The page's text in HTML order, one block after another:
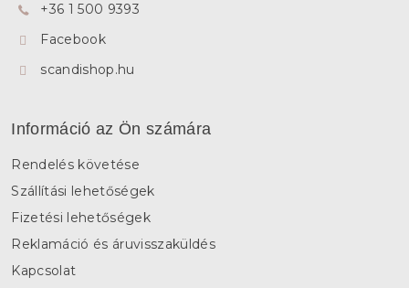
+36 1 500 9393
Facebook
scandishop.hu
Információ az Ön számára
Rendelés követése
Szállítási lehetőségek
Fizetési lehetőségek
Reklamáció és áruvisszaküldés
Kapcsolat